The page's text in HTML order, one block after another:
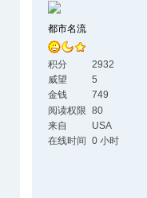
都市名流
积分
2932
威望
5
金钱
749
阅读权限 80
来自
USA
在线时间
0 小时